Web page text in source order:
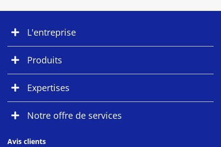
L'entreprise
Produits
Expertises
Notre offre de services
Avis clients